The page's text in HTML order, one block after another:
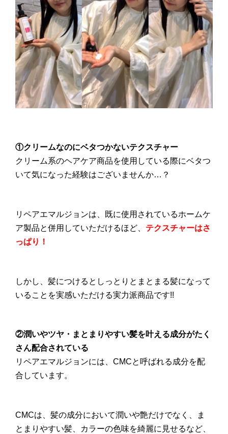
①クリームなのにベタつかないテクスチャー
クリーム系のヘアケア商品を使用している際にベタつ
いて気になった経験はございませんか…？
リペアエマルジョンは、既に使用されているホームケ
ア製品と併用していただけるほど、 テクスチャーはさ
っぱり！
しかし、髪につけるとしっとりとまとまる髪になって
いることを実感いただける実力派商品です!!
②潤いやツヤ・まとまりやすい髪を叶える成分がたく
さん配合されている
リペアエマルジョンには、CMCと呼ばれる成分を配
合しています。
CMCは、髪の成分において潤いや艶だけでなく、ま
とまりやすい髪、カラーの色味を綺麗に見せるなど、